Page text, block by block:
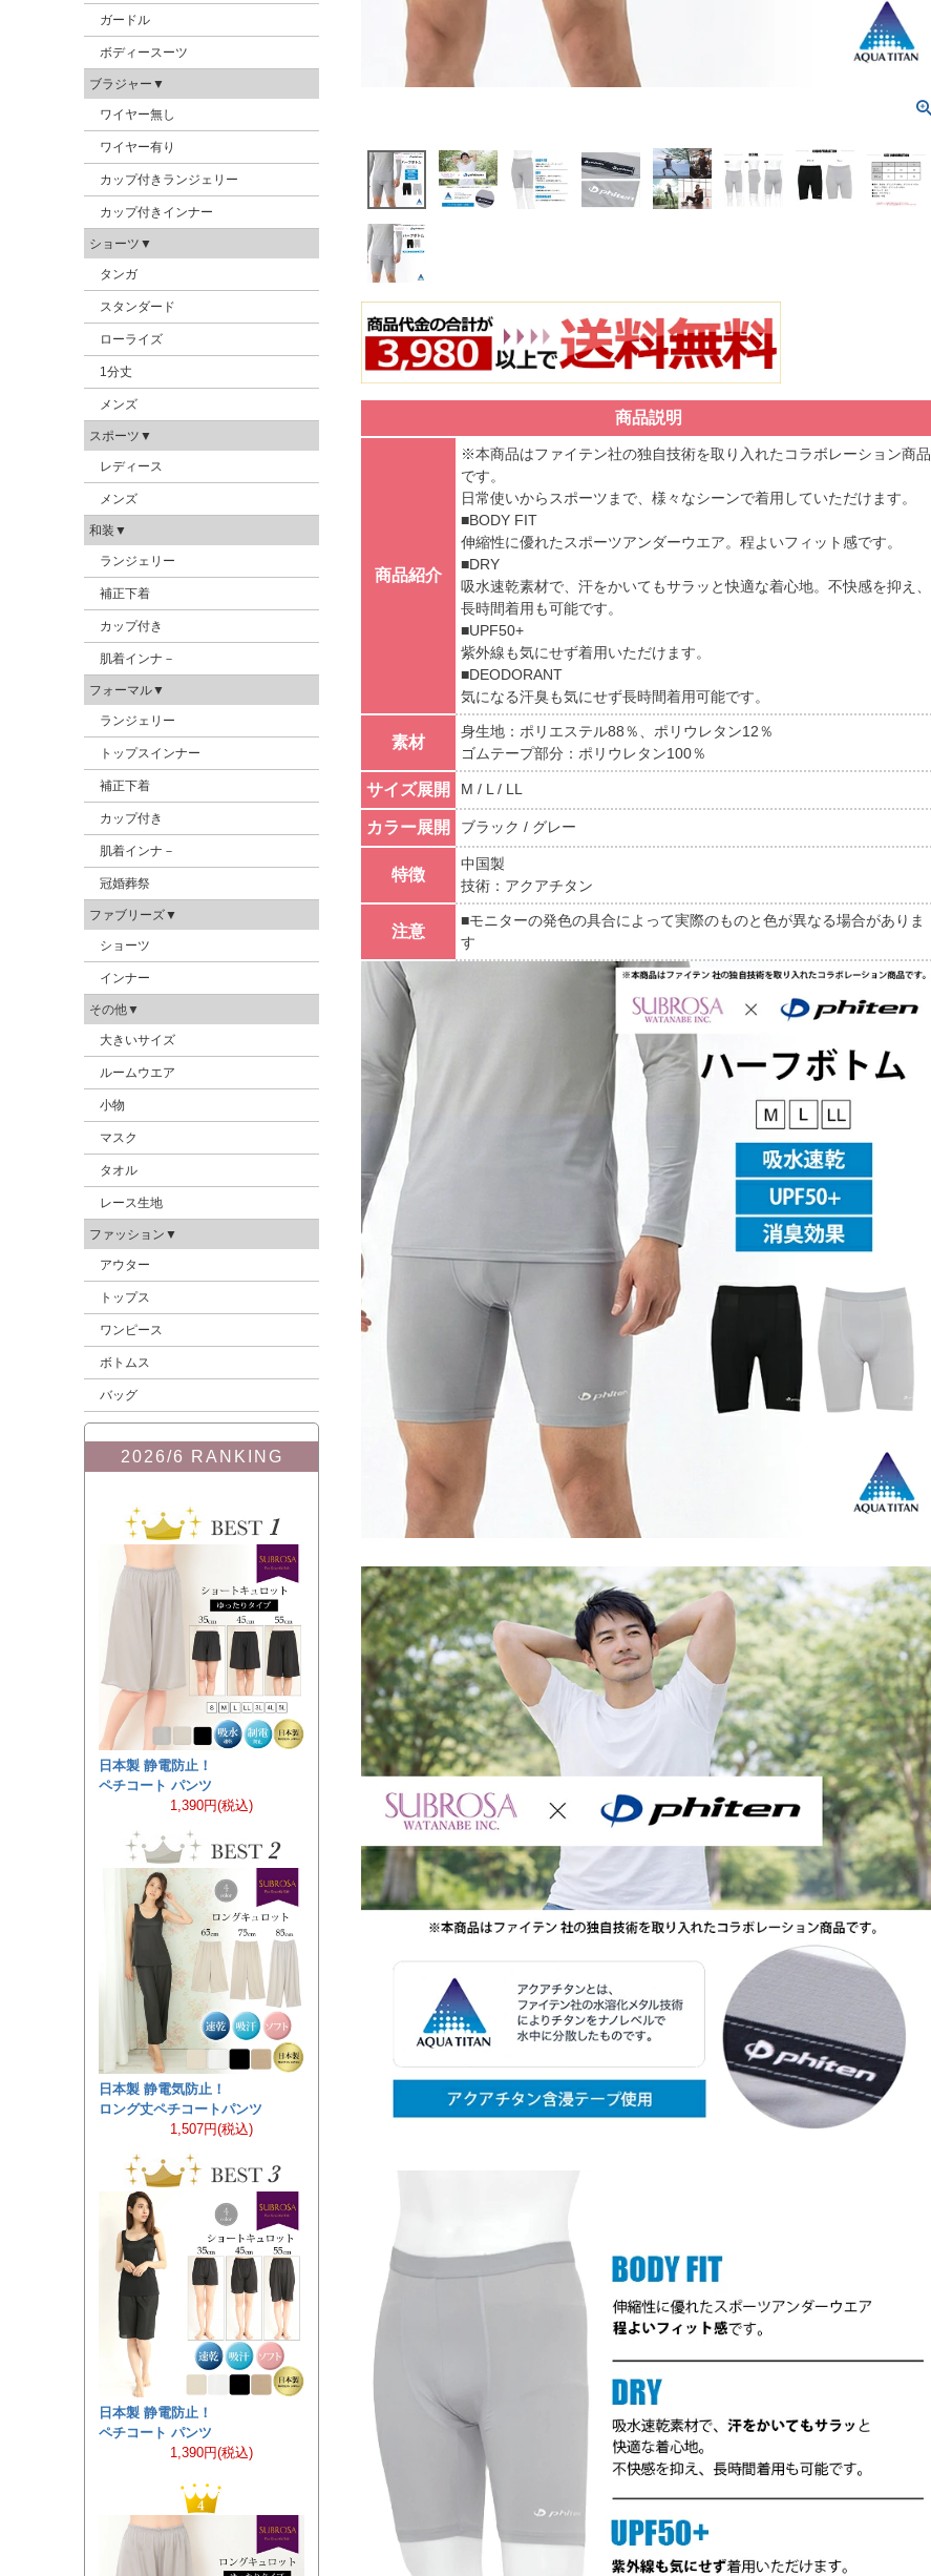
ガードル
ボディースーツ
ブラジャー▼
ワイヤー無し
ワイヤー有り
カップ付きランジェリー
カップ付きインナー
ショーツ▼
タンガ
スタンダード
ローライズ
1分丈
メンズ
スポーツ▼
レディース
メンズ
和装▼
ランジェリー
補正下着
カップ付き
肌着インナ－
フォーマル▼
ランジェリー
トップスインナー
補正下着
カップ付き
肌着インナ－
冠婚葬祭
ファブリーズ▼
ショーツ
インナー
その他▼
大きいサイズ
ルームウエア
小物
マスク
タオル
レース生地
ファッション▼
アウター
トップス
ワンピース
ボトムス
バッグ
2026/6 RANKING
日本製 静電防止！
ペチコート パンツ
1,390円(税込)
日本製 静電気防止！
ロング丈ペチコートパンツ
1,507円(税込)
日本製 静電防止！
ペチコート パンツ
1,390円(税込)
商品説明
商品紹介
※本商品はファイテン社の独自技術を取り入れたコラボレーション商品
です。
日常使いからスポーツまで、様々なシーンで着用していただけます。
■BODY FIT
伸縮性に優れたスポーツアンダーウエア。程よいフィット感です。
■DRY
吸水速乾素材で、汗をかいてもサラッと快適な着心地。不快感を抑え、
長時間着用も可能です。
■UPF50+
紫外線も気にせず着用いただけます。
■DEODORANT
気になる汗臭も気にせず長時間着用可能です。
素材
身生地：ポリエステル88％、ポリウレタン12％
ゴムテープ部分：ポリウレタン100％
サイズ展開 M / L / LL
カラー展開 ブラック / グレー
特徴
中国製
技術：アクアチタン
注意
■モニターの発色の具合によって実際のものと色が異なる場合がありま
す